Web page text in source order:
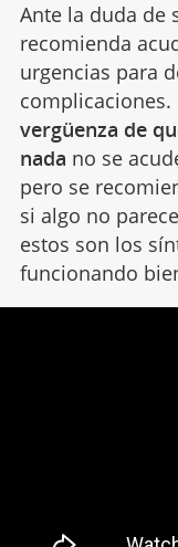
Ante la duda de
recomienda
urgencias para
complicaciones.
vergüenza de
nada no se
pero se
si algo no
estos son los
funcionando